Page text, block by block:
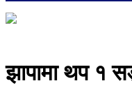
झापामा थप १